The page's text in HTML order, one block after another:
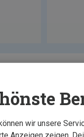
wir unsere
Anzeigen zeigen.